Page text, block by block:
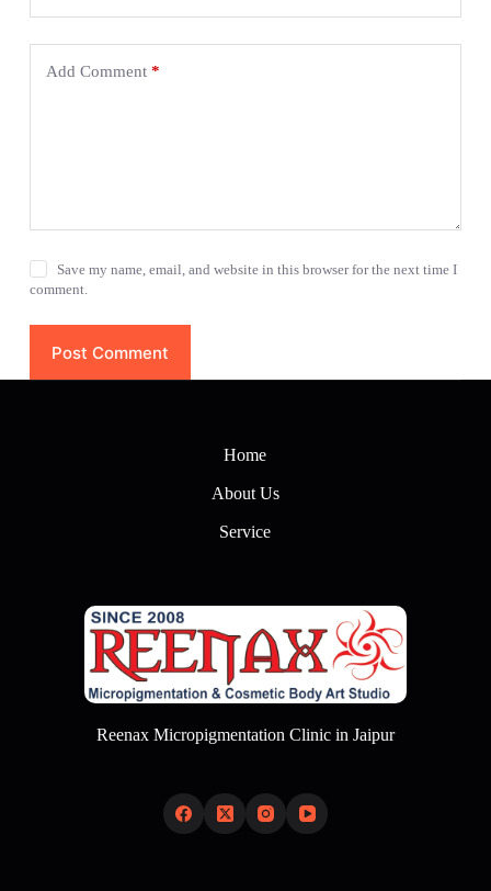
Add Comment*
Save my name, email, and website in this browser for the next time I
comment.
Post Comment
Home
About Us
Service
Reenax Micropigmentation Clinic in Jaipur